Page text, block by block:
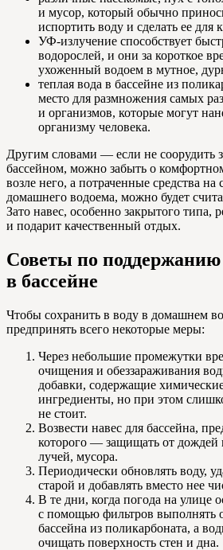
и мусор, который обычно
испортить воду и сделать ее для
УФ-излучение способствует
водорослей, и они за короткое
ухоженный водоем в мутное,
теплая вода в бассейне из
место для размножения самых
и организмов, которые могут
организму человека.
Другим словами — если не соорудить
бассейном, можно забыть о
возле него, а потраченные средства на
домашнего водоема, можно будет
Зато навес, особенно закрытого типа,
и подарит качественный отдых.
Советы по
в бассейне
Чтобы сохранить в воду в домашнем
предпринять всего некоторые меры:
Через небольшие промежутки
очищения и обеззараживания
добавки, содержащие
ингредиенты, но при этом
не стоит.
Возвести навес для бассейна,
которого — защищать от дождей
лучей, мусора.
Периодически обновлять воду,
старой и добавлять вместо нее
В те дни, когда погода на улице
с помощью фильтров выполнять
бассейна из поликарбоната, а
очищать поверхность стен и дна.